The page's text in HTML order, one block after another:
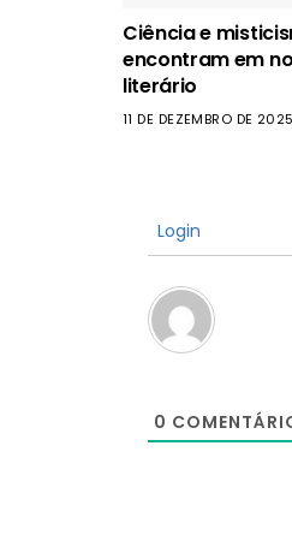
Ciência e
encontram em
literário
11 DE DEZEMBRO DE 2025
Login
0